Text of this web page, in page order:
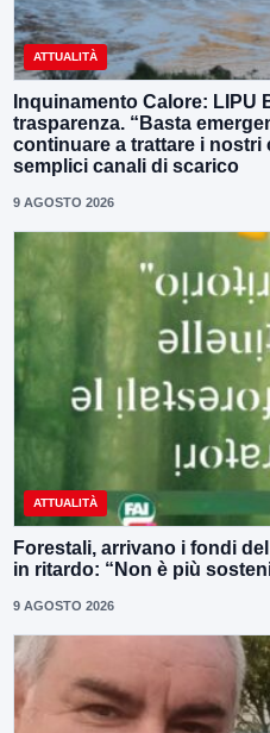
ATTUALITÀ
Inquinamento Calore: LIPU
trasparenza. “Basta
continuare a trattare i nostri
semplici canali di scarico
9 AGOSTO 2026
ATTUALITÀ
Forestali, arrivano i fondi
in ritardo: “Non è più
9 AGOSTO 2026